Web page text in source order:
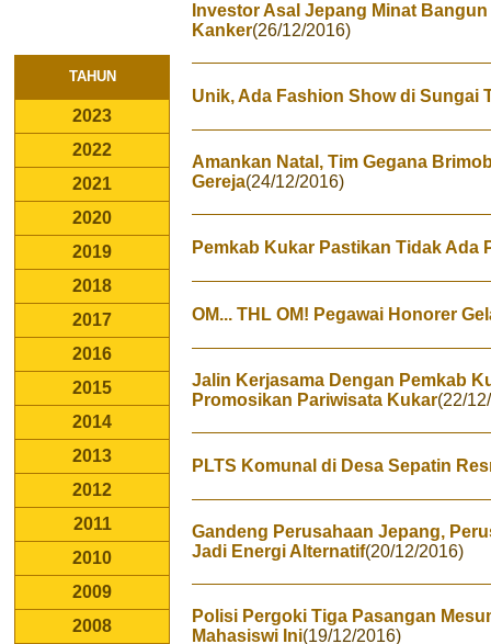
TAHUN
2023
2022
2021
2020
2019
2018
2017
2016
2015
2014
2013
2012
2011
2010
2009
2008
Investor Asal Jepang Minat
Kanker(26/12/2016)
Unik, Ada Fashion Show di Sungai
Amankan Natal, Tim Gegana
Gereja(24/12/2016)
Pemkab Kukar Pastikan Tidak Ada
OM... THL OM! Pegawai Honorer
Jalin Kerjasama Dengan Pemkab
Promosikan Pariwisata Kukar(22/
PLTS Komunal di Desa Sepatin
Gandeng Perusahaan Jepang,
Jadi Energi Alternatif(20/12/2016)
Polisi Pergoki Tiga Pasangan
Mahasiswi Ini(19/12/2016)